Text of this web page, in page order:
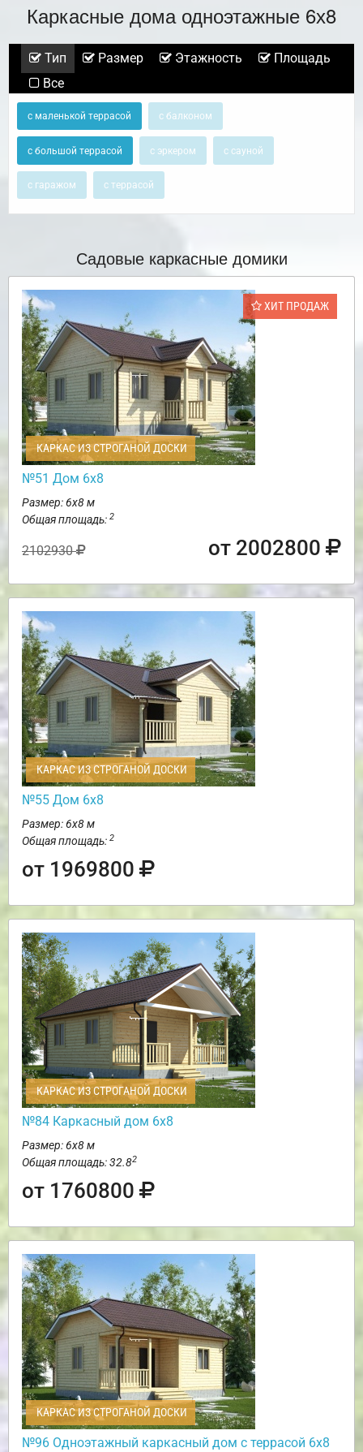
Каркасные дома одноэтажные 6х8
Тип Размер Этажность
Площадь
Все
с маленькой террасой с балконом
с большой террасой с эркером с сауной
с гаражом с террасой
Садовые каркасные домики
ХИТ ПРОДАЖ
КАРКАС ИЗ СТРОГАНОЙ ДОСКИ
№51 Дом 6х8
Размер: 6х8 м
Общая площадь: 2
2102930 от 2002800
КАРКАС ИЗ СТРОГАНОЙ ДОСКИ
№55 Дом 6х8
Размер: 6х8 м
Общая площадь: 2
от 1969800
КАРКАС ИЗ СТРОГАНОЙ ДОСКИ
№84 Каркасный дом 6х8
Размер: 6х8 м
Общая площадь: 32.82
от 1760800
КАРКАС ИЗ СТРОГАНОЙ ДОСКИ
№96 Одноэтажный каркасный дом с террасой 6х8